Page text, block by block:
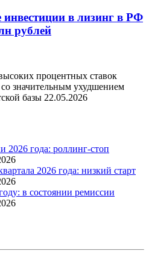
в лизинг в РФ
рублей
процентных ставок
значительным ухудшением
базы 22.05.2026
2026 года: роллинг-стоп
2026 года: низкий старт
в состоянии ремиссии